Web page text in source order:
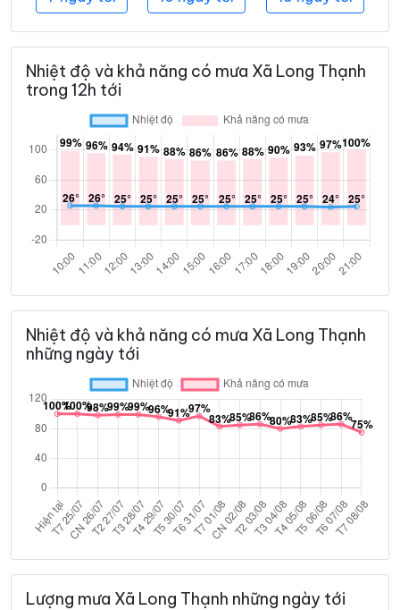
Nhiệt độ và khả năng có mưa Xã Long Thạnh
trong 12h tới
Nhiệt độ và khả năng có mưa Xã Long Thạnh
những ngày tới
Lượng mưa Xã Long Thạnh những ngày tới